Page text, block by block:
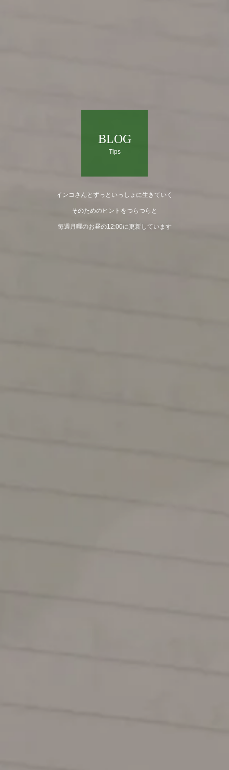
BLOG
Tips
インコさんとずっといっしょに生きていく
そのためのヒントをつらつらと
毎週月曜のお昼の12:00に更新しています